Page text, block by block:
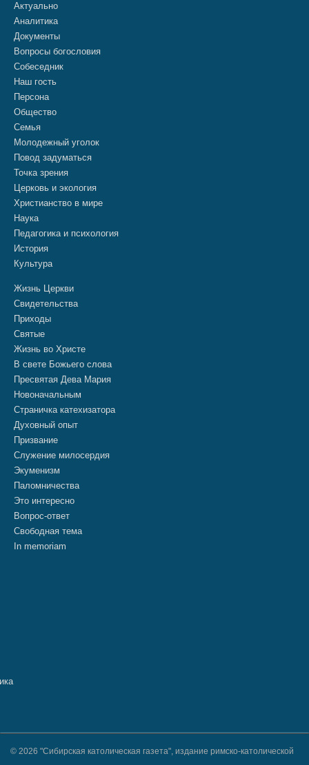
Актуально
Аналитика
Документы
Вопросы богословия
Собеседник
Наш гость
Персона
Общество
Семья
Молодежный уголок
Повод задуматься
Точка зрения
Церковь и экология
Христианство в мире
Наука
Педагогика и психология
История
Культура
Жизнь Церкви
Свидетельства
Приходы
Святые
Жизнь во Христе
В свете Божьего слова
Пресвятая Дева Мария
Новоначальным
Страничка катехизатора
Духовный опыт
Призвание
Служение милосердия
Экуменизм
Паломничества
Это интересно
Вопрос-ответ
Свободная тема
In memoriam
© 2026 "Сибирская католическая газета", издание римско-католической